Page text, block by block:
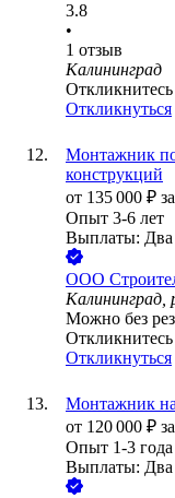
3.8
•
1 отзыв
Калининград
Откликнуться
Монтажник
конструкций
от 135 000 ₽
Опыт 3-6 лет
Выплаты: Два
ООО
Калининград,
Можно без
Откликнуться
Монтажник
от 120 000 ₽
Опыт 1-3 года
Выплаты: Два